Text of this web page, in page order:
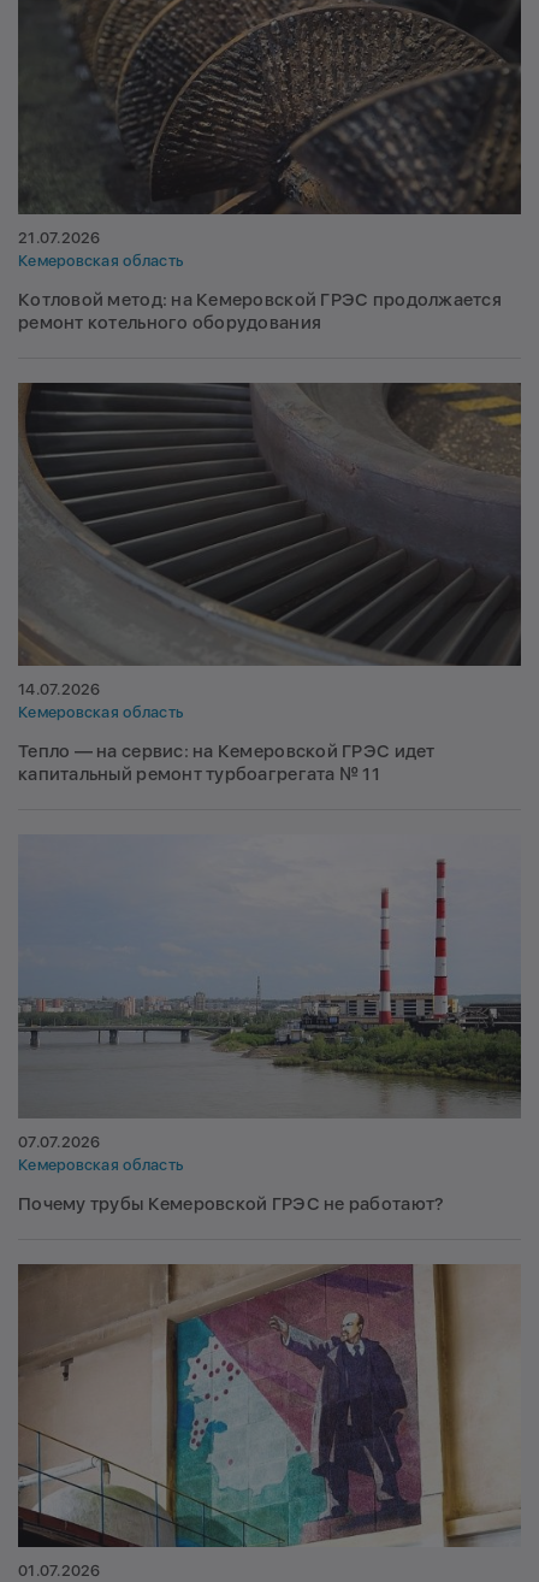
21.07.2026
Кемеровская область
Котловой метод: на Кемеровской ГРЭС продолжается
ремонт котельного оборудования
14.07.2026
Кемеровская область
Тепло — на сервис: на Кемеровской ГРЭС идет
капитальный ремонт турбоагрегата № 11
07.07.2026
Кемеровская область
Почему трубы Кемеровской ГРЭС не работают?
01.07.2026